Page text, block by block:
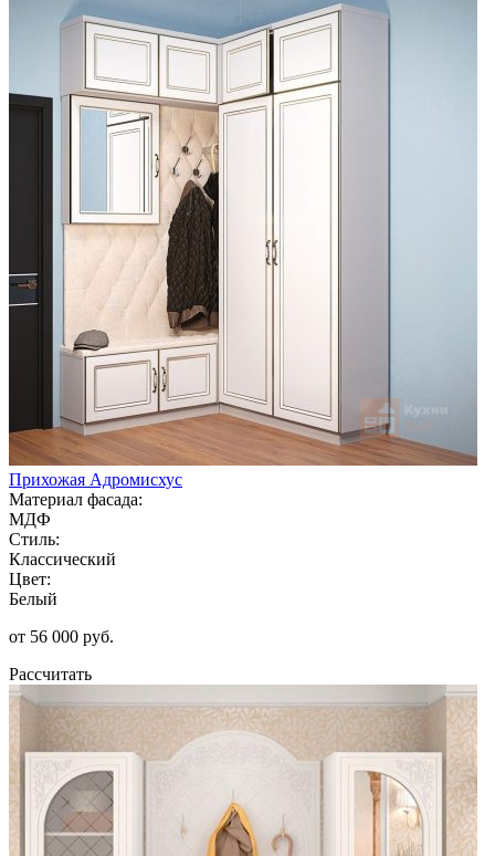
Прихожая Адромисхус
Материал фасада:
МДФ
Стиль:
Классический
Цвет:
Белый
от 56 000 руб.
Рассчитать